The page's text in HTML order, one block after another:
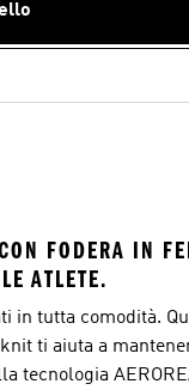
FODERA IN
ATLETE.
in tutta comodità.
ti aiuta a
tecnologia